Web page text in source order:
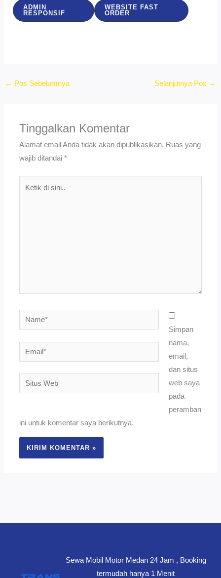
ADMIN
RESPONSIF
WEBSITE FAST
ORDER
← Pos Sebelumnya Selanjutnya Pos →
Tinggalkan Komentar
Alamat email Anda tidak akan dipublikasikan. Ruas yang
wajib ditandai*
Name*
Email*
Situs
Web
Simpan
nama,
email,
dan situs
web saya
pada
peramban
ini untuk komentar saya berikutnya.
Sewa Mobil Motor Medan 24 Jam , Booking
termudah hanya 1 Menit